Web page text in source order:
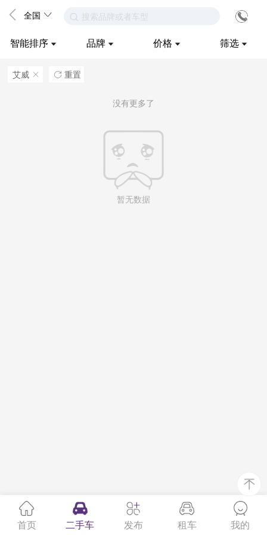
全国 搜索品牌或者车型
智能排序 品牌 价格 筛选
艾威 ဆ  重置
没有更多了
首页 二手车 发布 租车 我的